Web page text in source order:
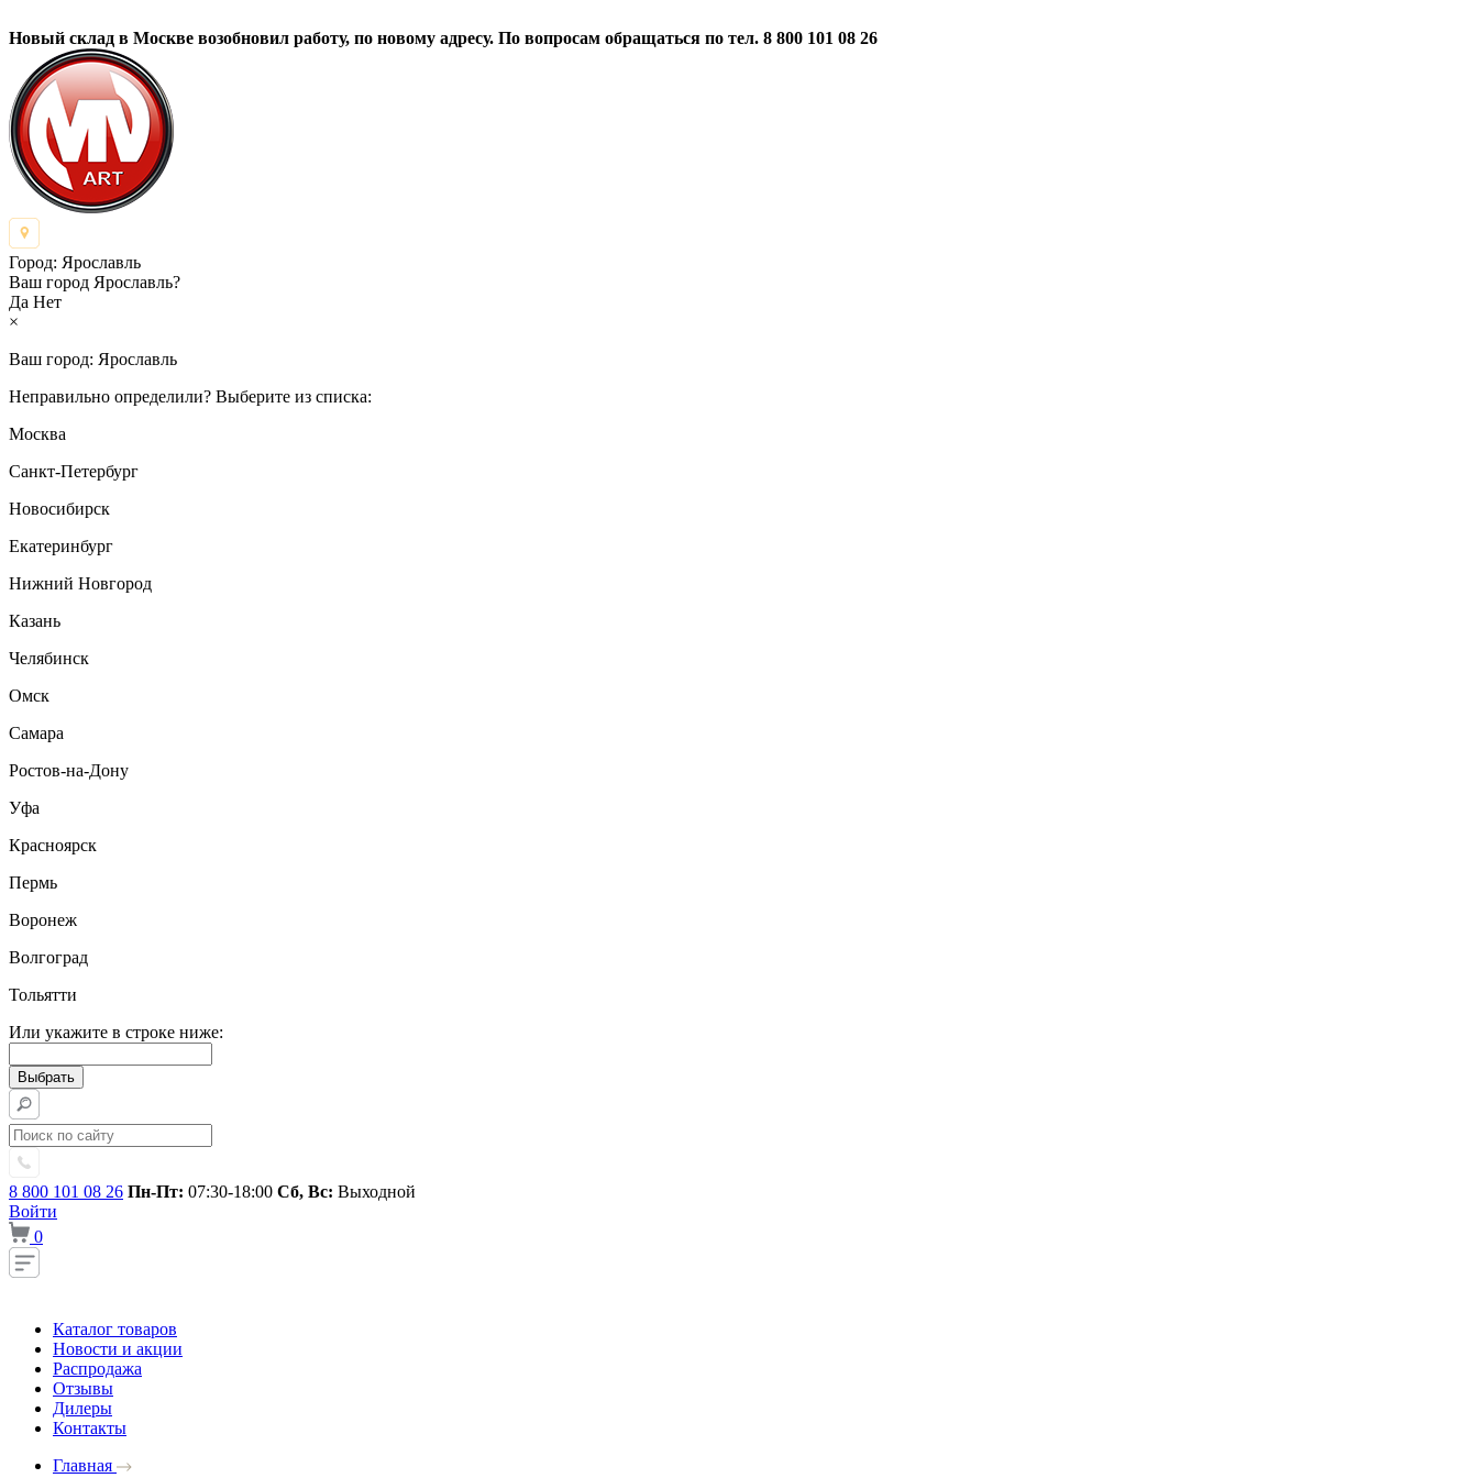
Новый склад в Москве возобновил работу, по новому адресу. По вопросам обращаться по тел. 8 800 101 08 26
Город: Ярославль
Ваш город Ярославль?
Да Нет
×
Ваш город: Ярославль
Неправильно определили? Выберите из списка:
Москва
Санкт-Петербург
Новосибирск
Екатеринбург
Нижний Новгород
Казань
Челябинск
Омск
Самара
Ростов-на-Дону
Уфа
Красноярск
Пермь
Воронеж
Волгоград
Тольятти
Или укажите в строке ниже:
8 800 101 08 26 Пн-Пт: 07:30-18:00 Сб, Вс: Выходной
Войти
0
Каталог товаров
Новости и акции
Распродажа
Отзывы
Дилеры
Контакты
Главная